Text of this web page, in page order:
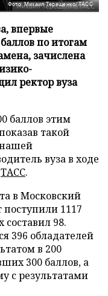
Фото: Михаил Терещенко/ТАСС
впервые
по итогам
зачислена
ректор вуза
баллов этим
такой
вуза в ходе
ТАСС.
в Московский
1117
98.
396 обладателей
в 200
300 баллов, а
с результатами